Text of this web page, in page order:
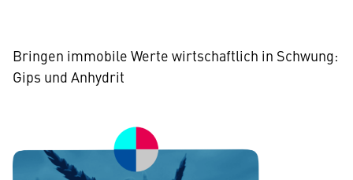
Bringen immobile Werte wirtschaftlich in Schwung:
Gips und Anhydrit